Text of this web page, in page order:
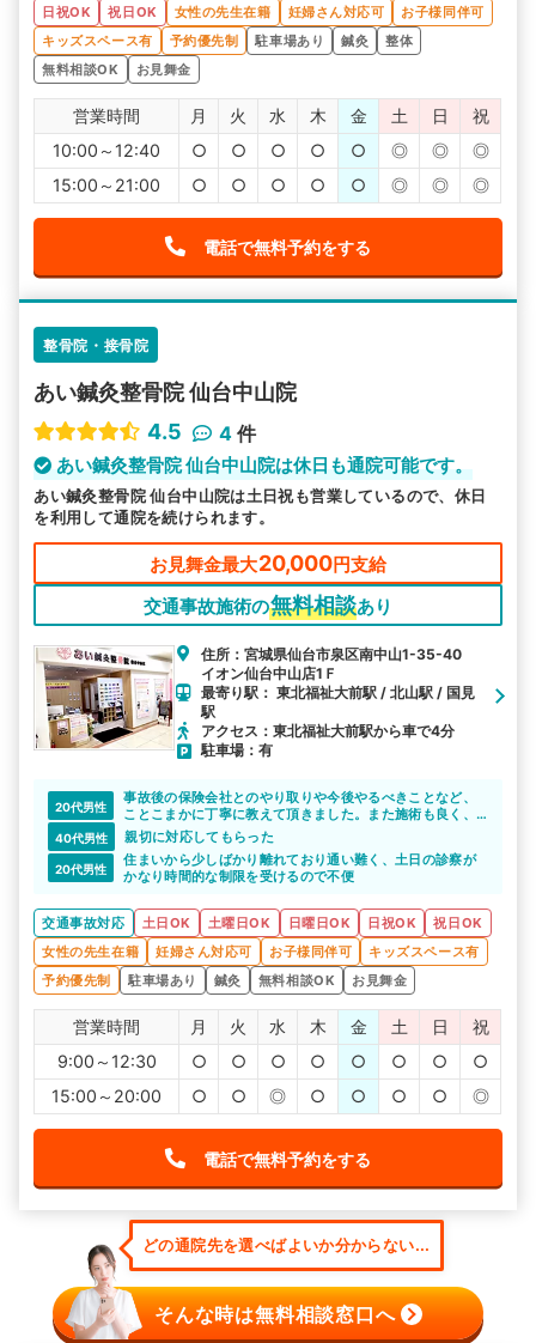
日祝OK
祝日OK 女性の先生在籍 妊婦さん対応可
お子様同伴可
キッズスペース有
予約優先制 駐車場あり 鍼灸
整体
無料相談OK
お見舞金
営業時間 月 火 水 木 金 土 日
祝
10:00～12:40
○ ○ ○ ○ ○ ◎ ◎
◎
15:00～21:00
○ ○ ○ ○ ○ ◎ ◎ ◎
電話で無料予約をする
整骨院・接骨院
あい鍼灸整骨院 仙台中山院
4.5
4 件
あい鍼灸整骨院 仙台中山院は休日も通院可能です。
あい鍼灸整骨院 仙台中山院は土日祝も営業しているので、休日
を利用して通院を続けられます。
お見舞金最大20,000円支給
交通事故施術の無料相談あり
住所：宮城県仙台市泉区南中山1-35-40
イオン仙台中山店1Ｆ
最寄り駅： 東北福祉大前駅 / 北山駅 / 国見
駅
アクセス：東北福祉大前駅から車で4分
駐車場：有
20代男性
事故後の保険会社とのやり取りや今後やるべきことなど、
ことこまかに丁寧に教えて頂きました。また施術も良く、
徐々に痛みの緩和がされていることを実感できるもので
す。非常にやさしく爽やかな先生です。
40代男性 親切に対応してもらった
20代男性
住まいから少しばかり離れており通い難く、土日の診察が
かなり時間的な制限を受けるので不便
交通事故対応 土日OK 土曜日OK 日曜日OK 日祝OK
祝日OK
女性の先生在籍
妊婦さん対応可 お子様同伴可
キッズスペース有
予約優先制
駐車場あり 鍼灸 無料相談OK お見舞金
営業時間 月 火 水 木 金 土 日
祝
9:00～12:30
○ ○ ○ ○ ○ ○ ○
○
15:00～20:00
○ ○ ◎ ○ ○ ○ ○ ◎
電話で無料予約をする
どの通院先を選べばよいか分からない...
そんな時は無料相談窓口へ